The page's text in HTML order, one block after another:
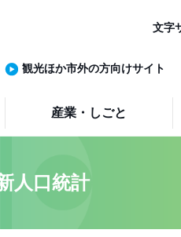
産業・しごと
文字
観光ほか市外の方向けサイト
人口統計